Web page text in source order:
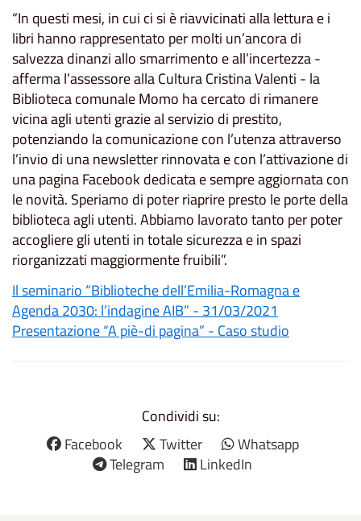
“In questi mesi, in cui ci si è riavvicinati alla lettura e i
libri hanno rappresentato per molti un’ancora di
salvezza dinanzi allo smarrimento e all’incertezza -
afferma l’assessore alla Cultura Cristina Valenti - la
Biblioteca comunale Momo ha cercato di rimanere
vicina agli utenti grazie al servizio di prestito,
potenziando la comunicazione con l’utenza attraverso
l’invio di una newsletter rinnovata e con l’attivazione di
una pagina Facebook dedicata e sempre aggiornata con
le novità. Speriamo di poter riaprire presto le porte della
biblioteca agli utenti. Abbiamo lavorato tanto per poter
accogliere gli utenti in totale sicurezza e in spazi
riorganizzati maggiormente fruibili”.
Il seminario “Biblioteche dell’Emilia-Romagna e
Agenda 2030: l’indagine AIB” - 31/03/2021
Presentazione “A piè-di pagina” - Caso studio
Condividi su:
Facebook
Twitter
Whatsapp
Telegram
LinkedIn